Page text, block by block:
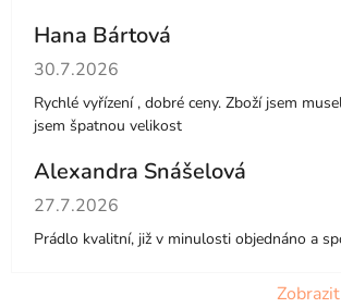
Hana Bártová
Hodnocení obchodu je 4 z 5 hvězdiček.
30.7.2026
Rychlé vyřízení , dobré ceny. Zboží jsem
jsem špatnou velikost
Alexandra Snášelová
Hodnocení obchodu je 5 z 5 hvězdiček.
27.7.2026
Prádlo kvalitní, již v minulosti objednáno a